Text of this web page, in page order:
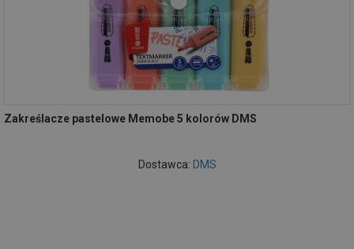
Zakreślacze pastelowe Memobe 5 kolorów DMS
Dostawca: DMS